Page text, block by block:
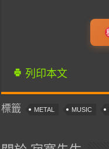
列印本文
標籤 METAL MUSIC